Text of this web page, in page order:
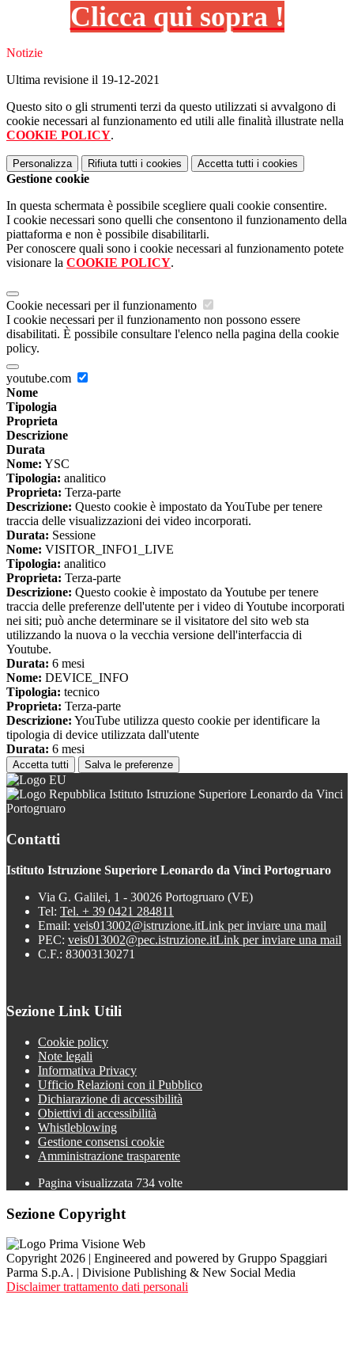
Clicca qui sopra !
Notizie
Ultima revisione il 19-12-2021
Questo sito o gli strumenti terzi da questo utilizzati si avvalgono di
cookie necessari al funzionamento ed utili alle finalità illustrate nella
COOKIE POLICY.
Personalizza Rifiuta tutti i cookies Accetta tutti i cookies
Gestione cookie
In questa schermata è possibile scegliere quali cookie consentire.
I cookie necessari sono quelli che consentono il funzionamento della
piattaforma e non è possibile disabilitarli.
Per conoscere quali sono i cookie necessari al funzionamento potete
visionare la COOKIE POLICY.
Cookie necessari per il funzionamento
I cookie necessari per il funzionamento non possono essere
disabilitati. È possibile consultare l'elenco nella pagina della cookie
policy.
youtube.com
Nome
Tipologia
Proprieta
Descrizione
Durata
Nome: YSC
Tipologia: analitico
Proprieta: Terza-parte
Descrizione: Questo cookie è impostato da YouTube per tenere
traccia delle visualizzazioni dei video incorporati.
Durata: Sessione
Nome: VISITOR_INFO1_LIVE
Tipologia: analitico
Proprieta: Terza-parte
Descrizione: Questo cookie è impostato da Youtube per tenere
traccia delle preferenze dell'utente per i video di Youtube incorporati
nei siti; può anche determinare se il visitatore del sito web sta
utilizzando la nuova o la vecchia versione dell'interfaccia di
Youtube.
Durata: 6 mesi
Nome: DEVICE_INFO
Tipologia: tecnico
Proprieta: Terza-parte
Descrizione: YouTube utilizza questo cookie per identificare la
tipologia di device utilizzata dall'utente
Durata: 6 mesi
Accetta tutti Salva le preferenze
Istituto Istruzione Superiore Leonardo da Vinci
Portogruaro
Contatti
Istituto Istruzione Superiore Leonardo da Vinci Portogruaro
Via G. Galilei, 1 - 30026 Portogruaro (VE)
Tel: Tel. + 39 0421 284811
Email: veis013002@istruzione.itLink per inviare una mail
PEC: veis013002@pec.istruzione.itLink per inviare una mail
C.F.: 83003130271
Sezione Link Utili
Cookie policy
Note legali
Informativa Privacy
Ufficio Relazioni con il Pubblico
Dichiarazione di accessibilità
Obiettivi di accessibilità
Whistleblowing
Gestione consensi cookie
Amministrazione trasparente
Pagina visualizzata 734 volte
Sezione Copyright
Copyright 2026 | Engineered and powered by Gruppo Spaggiari
Parma S.p.A. | Divisione Publishing & New Social Media
Disclaimer trattamento dati personali